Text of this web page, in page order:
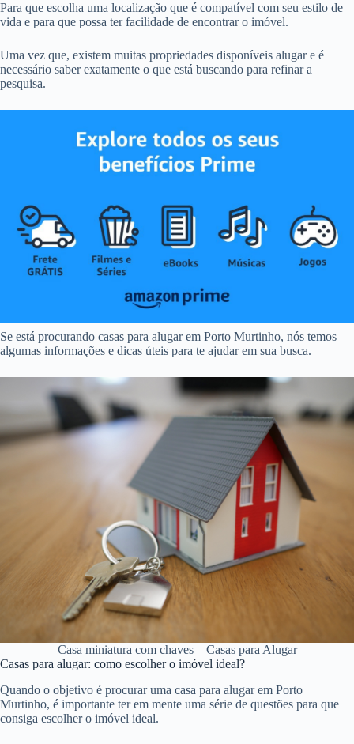
Para que escolha uma localização que é compatível com seu estilo de
vida e para que possa ter facilidade de encontrar o imóvel.
Uma vez que, existem muitas propriedades disponíveis alugar e é
necessário saber exatamente o que está buscando para refinar a
pesquisa.
Se está procurando casas para alugar em Porto Murtinho, nós temos
algumas informações e dicas úteis para te ajudar em sua busca.
Casa miniatura com chaves – Casas para Alugar
Casas para alugar: como escolher o imóvel ideal?
Quando o objetivo é procurar uma casa para alugar em Porto
Murtinho, é importante ter em mente uma série de questões para que
consiga escolher o imóvel ideal.